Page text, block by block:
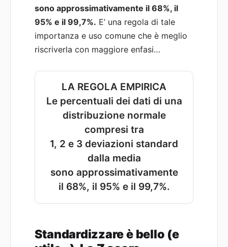
sono approssimativamente il 68%, il
95% e il 99,7%. E’ una regola di tale
importanza e uso comune che è meglio
riscriverla con maggiore enfasi…
LA REGOLA EMPIRICA
Le percentuali dei dati di una
distribuzione normale
compresi tra
1, 2 e 3 deviazioni standard
dalla media
sono approssimativamente
il 68%, il 95% e il 99,7%.
Standardizzare è bello (e